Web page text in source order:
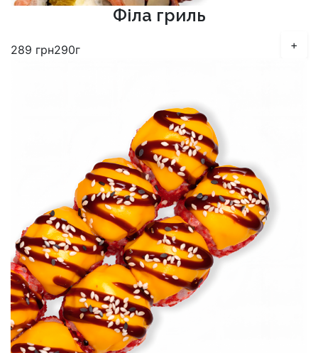
Філа гриль
289 грн290г +